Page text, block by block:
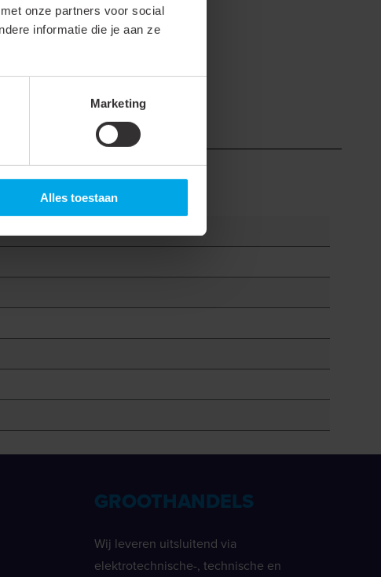
onze partners voor social
informatie die je aan ze
Marketing
Alles toestaan
.
GROOTHANDELS
Wij leveren uitsluitend via
elektrotechnische-, technische en